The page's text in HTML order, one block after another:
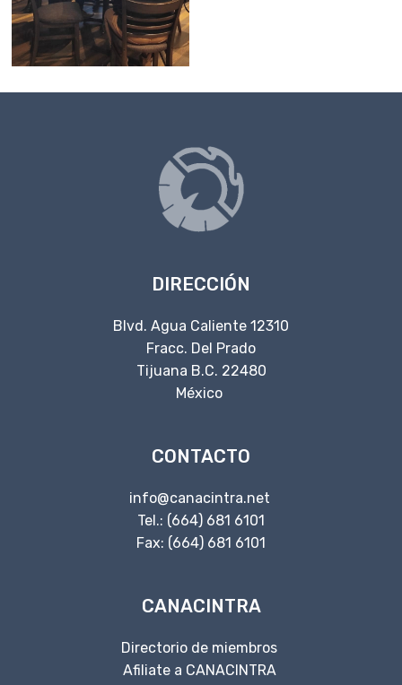
DIRECCIÓN
Blvd. Agua Caliente 12310
Fracc. Del Prado
Tijuana B.C. 22480
México
CONTACTO
info@canacintra.net
Tel.: (664) 681 6101
Fax: (664) 681 6101
CANACINTRA
Directorio de miembros
Afiliate a CANACINTRA